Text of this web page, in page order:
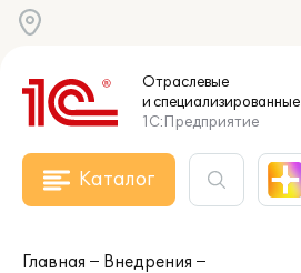
Отраслевые
и специализированные
1С:Предприятие
Каталог
Главная
Внедрения